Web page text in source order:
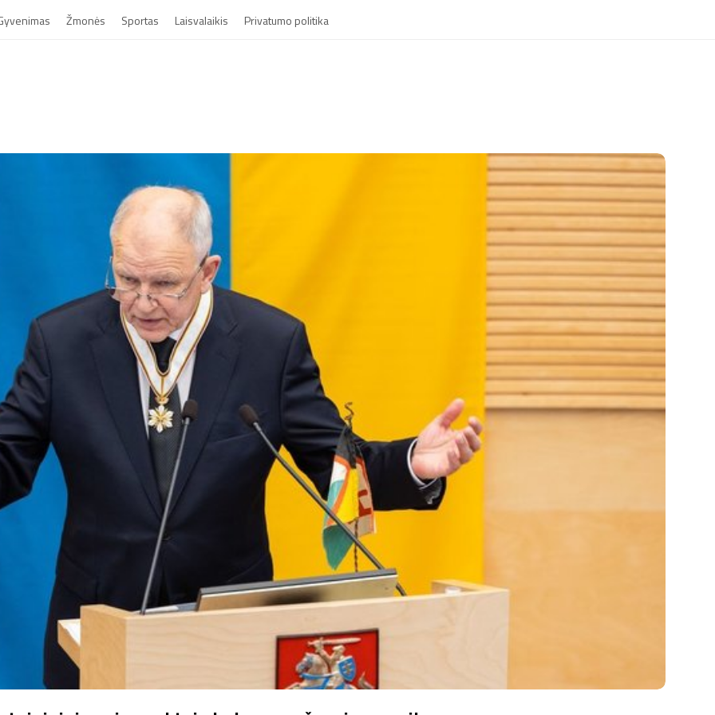
Žmonės Sportas Laisvalaikis Privatumo politika